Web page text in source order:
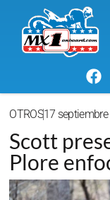
OTROS17 septiembre
Scott
Plore